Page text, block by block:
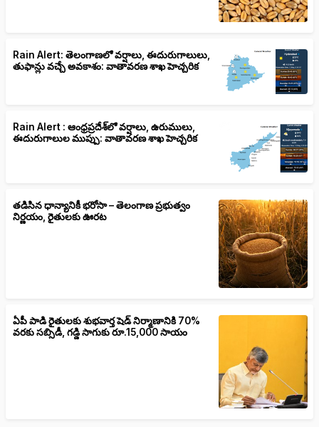
Rain Alert: తెలంగాణలో వర్షాలు, ఈదురుగాలులు,
తుఫాన్లు వచ్చే అవకాశం: వాతావరణ శాఖ హెచ్చరిక
Rain Alert : ఆంధ్రప్రదేశ్‌లో వర్షాలు, ఉరుములు,
ఈదురుగాలుల ముప్పు: వాతావరణ శాఖ హెచ్చరిక
తడిసిన ధాన్యానికీ భరోసా – తెలంగాణ ప్రభుత్వం
నిర్ణయం, రైతులకు ఊరట
ఏపీ పాడి రైతులకు శుభవార్త షెడ్ నిర్మాణానికి 70%
వరకు సబ్సిడీ, గడ్డి సాగుకు రూ.15,000 సాయం